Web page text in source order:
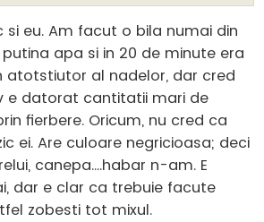
si eu. Am facut o bila numai din
apa si in 20 de minute era
atotstiutor al nadelor, dar cred
e datorat cantitatii mari de
fierbere. Oricum, nu cred ca
ei. Are culoare negricioasa; deci
canepa....habar n-am. E
dar e clar ca trebuie facute
zobesti tot mixul.